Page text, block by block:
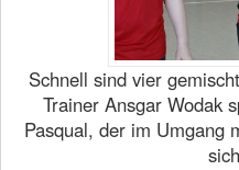
Schnell sind vier
Trainer Ansgar Wodak
Pasqual, der im Umgang